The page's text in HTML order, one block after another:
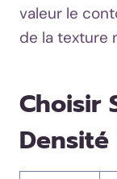
valeur le
de la texture
Choisir